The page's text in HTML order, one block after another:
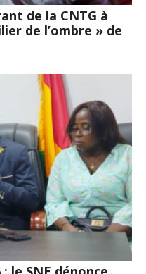
de la CNTG à
de l’ombre » de